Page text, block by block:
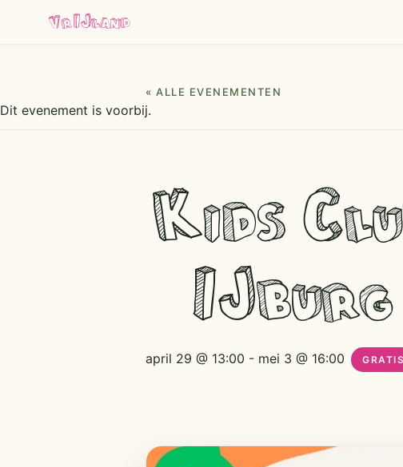
VrIJland
« ALLE EVENEMENTEN
Dit evenement is voorbij.
Kids
IJburg
april 29 @ 13:00 - mei 3 @ 16:00 GRATIS